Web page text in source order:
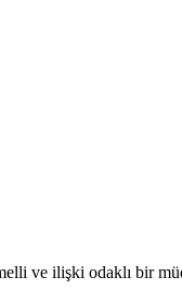
ve ilişki odaklı bir